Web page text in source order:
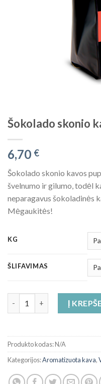
Šokolado skonio
6,70 €
Šokolado skonio kavos
švelnumo ir gilumo, todėl
neparagavus šokoladinės
Mėgaukitės!
KG
ŠLIFAVIMAS
produkto kiekis: Šokolado
Į
Produkto kodas:N/A
Kategorijos:Aromatizuota kava,